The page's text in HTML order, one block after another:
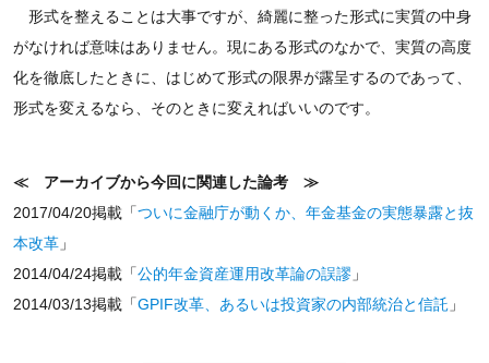
形式を整えることは大事ですが、綺麗に整った形式に実質の中身
がなければ意味はありません。現にある形式のなかで、実質の高度
化を徹底したときに、はじめて形式の限界が露呈するのであって、
形式を変えるなら、そのときに変えればいいのです。
≪ アーカイブから今回に関連した論考 ≫
2017/04/20掲載「ついに金融庁が動くか、年金基金の実態暴露と抜
本改革」
2014/04/24掲載「公的年金資産運用改革論の誤謬」
2014/03/13掲載「GPIF改革、あるいは投資家の内部統治と信託 」